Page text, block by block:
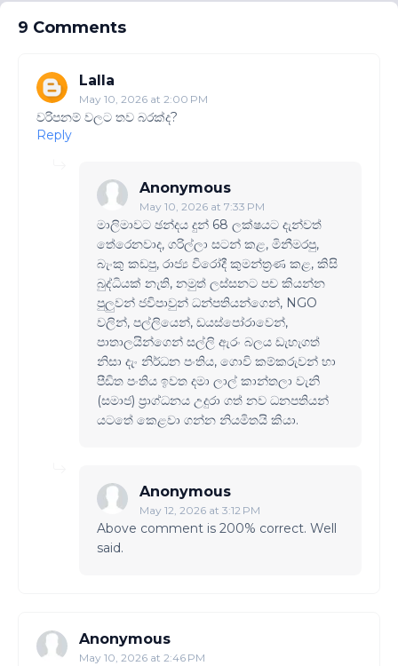
9 Comments
Lalla
May 10, 2026 at 2:00 PM
වරිපනම් වලට තව බරක්ද?
Reply
Anonymous
May 10, 2026 at 7:33 PM
මාලිමාවට ඡන්දය දුන් 68 ලක්ෂයට දැන්වත්
තේරෙනවාද, ගරිල්ලා සටන් කළ, මිනීමරපු,
බැංකු කඩපු, රාජ්‍ය විරෝදී කුමන්ත්‍රණ කළ, කිසි
බුද්ධියක් නැති, නමුත් ලස්සනට පච කියන්න
පුලුවන් ජවිපාවුන් ධන්පතියන්ගෙන්, NGO
වලින්, පල්ලියෙන්, ඩයස්පෝරාවෙන්,
පාතාලයින්ගෙන් සල්ලි ඇරං බලය ඩැහැගත්
නිසා දැං නිර්ධන පංතිය, ගොවි කම්කරුවන් හා
පීඩිත පංතිය ඉවත දමා ලාල් කාන්තලා වැනි
(සමාජ) ප්‍රාග්ධනය උදුරා ගත් නව ධනපතියන්
යටතේ කෙළවා ගන්න නියමිතයි කියා.
Anonymous
May 12, 2026 at 3:12 PM
Above comment is 200% correct. Well
said.
Anonymous
May 10, 2026 at 2:46 PM